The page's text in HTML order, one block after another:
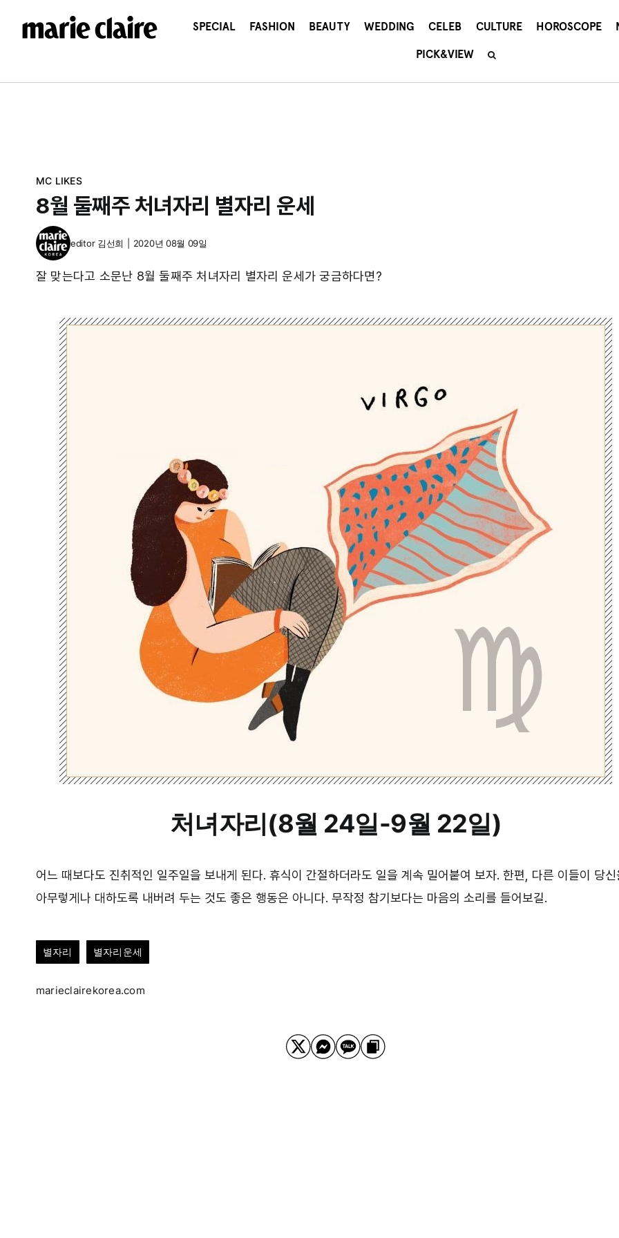
건
SPECIAL FASHION BEAUTY WEDDING CELEB CULTURE HOROSCOPE
PICK&VIEW
MC LIKES
8월 둘째주 처녀자리 별자리 운세
editor 김선희 2020년 08월 09일
잘 맞는다고 소문난 8월 둘째주 처녀자리 별자리 운세가 궁금하다면?
처녀자리(8월 24일-9월 22일)
어느 때보다도 진취적인 일주일을 보내게 된다. 휴식이 간절하더라도 일을 계속 밀어붙여 보자. 한편, 다른 이들이 당신
아무렇게나 대하도록 내버려 두는 것도 좋은 행동은 아니다. 무작정 참기보다는 마음의 소리를 들어보길.
별자리 별자리운세
marieclairekorea.com